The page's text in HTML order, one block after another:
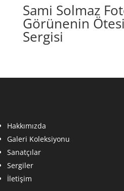
Sami Solmaz
Görünenin
Sergisi
Hakkımızda
Galeri Koleksiyonu
Sanatçılar
Sergiler
İletişim